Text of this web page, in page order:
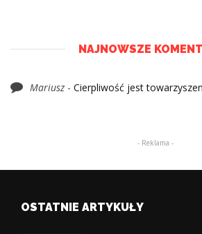
NAJNOWSZE
Mariusz - Cierpliwość jest
- Reklama -
OSTATNIE ARTYKUŁY